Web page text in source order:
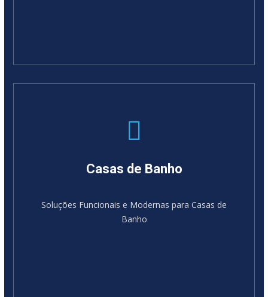
Casas de Banho
Soluções Funcionais e Modernas para Casas de
Banho